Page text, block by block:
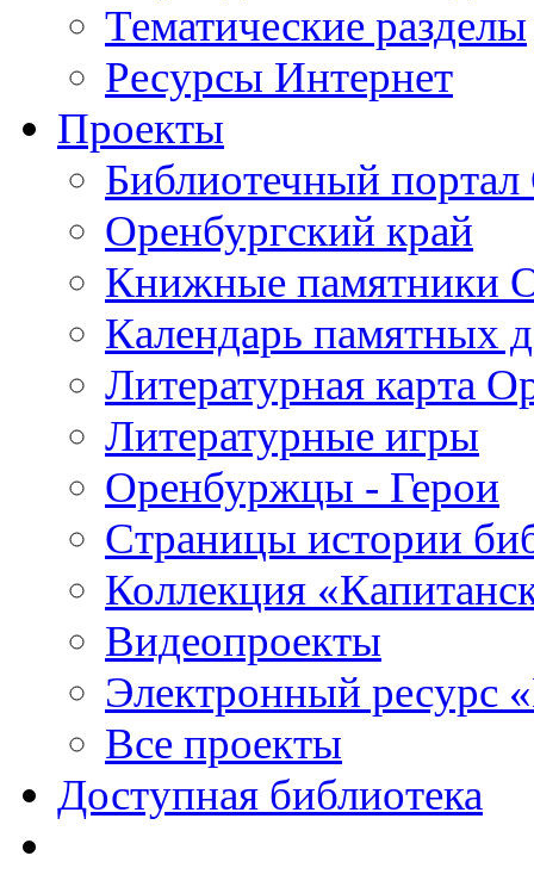
Тематические разделы
Ресурсы Интернет
Проекты
Библиотечный портал
Оренбургский край
Книжные памятники
Календарь памятных
Литературная карта
Литературные игры
Оренбуржцы - Герои
Страницы истории
Коллекция
Видеопроекты
Электронный ресурс
Все проекты
Доступная библиотека